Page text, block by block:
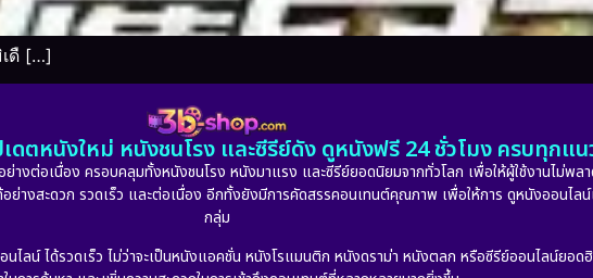
ดื […]
ดตหนังใหม่ หนังชนโรง และซีรีย์ดัง ดูหนังฟรี 24 ชั่วโมง ครบทุกแน
งต่อเนื่อง ครอบคลุมทั้งหนังชนโรง หนังมาแรง และซีรีย์ยอดนิยมจากทั่วโลก เพื่อให้ผู้ใช้งานไม่พ
ย่างสะดวก รวดเร็ว และต่อเนื่อง อีกทั้งยังมีการคัดสรรคอนเทนต์คุณภาพ เพื่อให้การ ดูหนังออนไล
กลุ่ม
ไลน์ ได้รวดเร็ว ไม่ว่าจะเป็นหนังแอคชั่น หนังโรแมนติก หนังดราม่า หนังตลก หรือซีรีย์ออนไลน์ย